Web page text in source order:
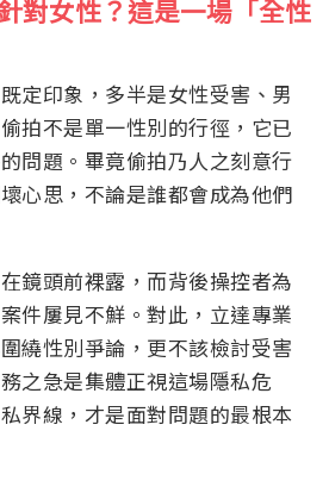
對女性？這是一場「全性
定印象，多半是女性受害、男
拍不是單一性別的行徑，它已
問題。畢竟偷拍乃人之刻意行
心思，不論是誰都會成為他們
鏡頭前裸露，而背後操控者為
件屢見不鮮。對此，立達專業
繞性別爭論，更不該檢討受害
之急是集體正視這場隱私危
界線，才是面對問題的最根本